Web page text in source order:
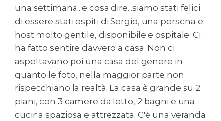
una settimana...e cosa dire...siamo stati felici
di essere stati ospiti di Sergio, una persona e
host molto gentile, disponibile e ospitale. Ci
ha fatto sentire davvero a casa. Non ci
aspettavano poi una casa del genere in
quanto le foto, nella maggior parte non
rispecchiano la realtà. La casa è grande su 2
piani, con 3 camere da letto, 2 bagni e una
cucina spaziosa e attrezzata. C'è una veranda